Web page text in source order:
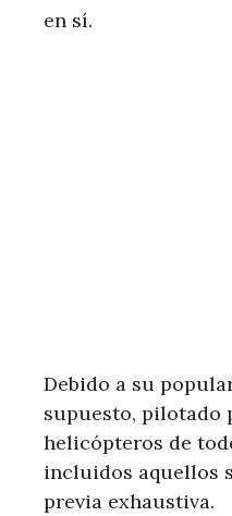
en sí.
Debido a su
supuesto, pilotado
helicópteros de
incluidos aquellos
previa exhaustiva.